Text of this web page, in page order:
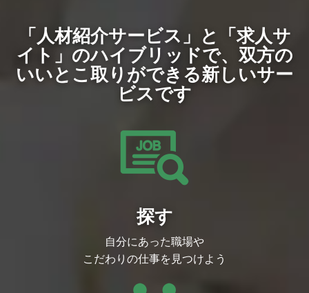
「人材紹介サービス」と「求人サ
イト」のハイブリッドで、双方の
いいとこ取りができる新しいサー
ビスです
探す
自分にあった職場や
こだわりの仕事を見つけよう